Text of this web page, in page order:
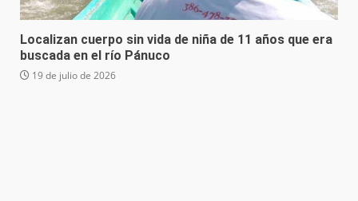
Localizan cuerpo sin vida de niña de 11 años que era
buscada en el río Pánuco
19 de julio de 2026